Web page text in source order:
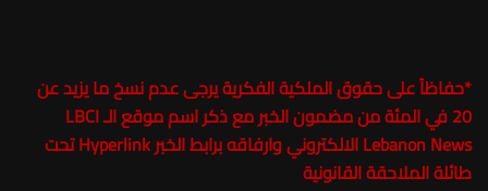
*حفاظاً على حقوق الملكية الفكرية يرجى عدم نسخ ما يزيد عن
20 في المئة من مضمون الخبر مع ذكر اسم موقع الـ
LBCI
Lebanon News
الالكتروني وارفاقه برابط الخبر Hyperlink تحت
طائلة الملاحقة القانونية